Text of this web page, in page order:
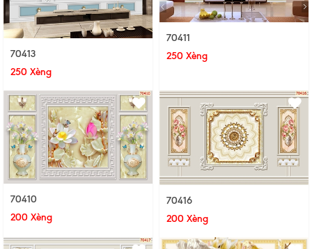
70413
250 Xèng
70411
250 Xèng
70410
200 Xèng
70416
200 Xèng